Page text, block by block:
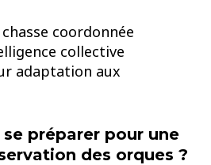
coordonnée
collective
adaptation aux
préparer pour une
des orques ?